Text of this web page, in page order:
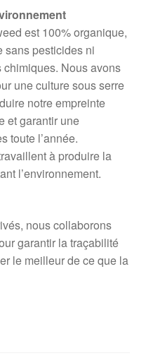
est 100% organique,
sans pesticides ni
chimiques. Nous avons
une culture sous serre
notre empreinte
et garantir une
toute l’année.
à produire la
l’environnement.
nous collaborons
garantir la traçabilité
le meilleur de ce que la